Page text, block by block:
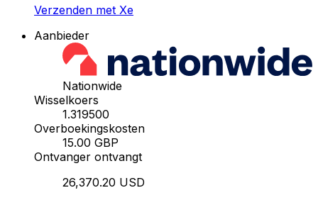
Verzenden met Xe
Aanbieder
Nationwide
Wisselkoers
1.319500
Overboekingskosten
15.00 GBP
Ontvanger ontvangt
26,370.20 USD